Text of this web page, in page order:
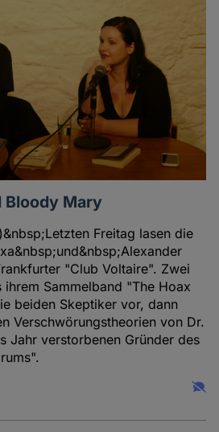
Bloody Mary
Freitag lasen die
"Club Voltaire". Zwei
ihrem Sammelband "The Hoax
beiden Skeptiker vor, dann
Verschwörungstheorien von Dr.
Jahr verstorbenen Gründer des